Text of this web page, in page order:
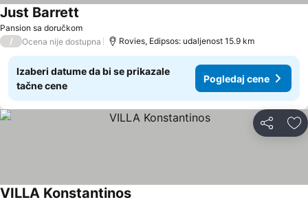
Pansion sa doručkom
Just Barrett
/ Ocena nije dostupna Rovies, Edipsos: udaljenost 15.9 km
Izaberi datume da bi se prikazale
tačne cene
Pogledaj cene
Deli
VILLA Konstantinos